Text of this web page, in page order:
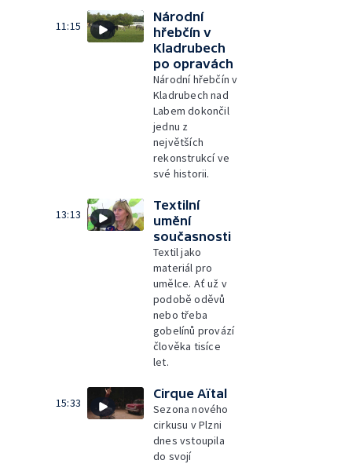
11:15
Národní
hřebčín v
Kladrubech
po opravách
Národní hřebčín v
Kladrubech nad
Labem dokončil
jednu z
největších
rekonstrukcí ve
své historii.
13:13
Textilní
umění
současnosti
Textil jako
materiál pro
umělce. Ať už v
podobě oděvů
nebo třeba
gobelínů provází
člověka tisíce
let.
15:33
Cirque Aïtal
Sezona nového
cirkusu v Plzni
dnes vstoupila
do svojí